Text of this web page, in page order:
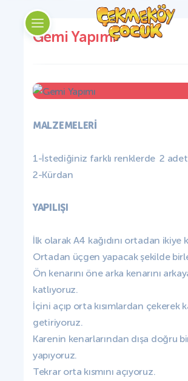
Gemi Yapımı
MALZEMELERİ
1-İstediğiniz farklı renklerde 2 adet
2-Kürdan
YAPILIŞI
İlk olarak A4 kağıdını ortadan ikiye
Ortadan üçgen yapacak şekilde
Ön kenarını öne arka kenarını
katlıyoruz.
İçini açıp orta kısımlardan çekerek
getiriyoruz.
Karenin kenarlarından dışa doğru
yapıyoruz.
Tekrar orta kısmını açıyoruz.